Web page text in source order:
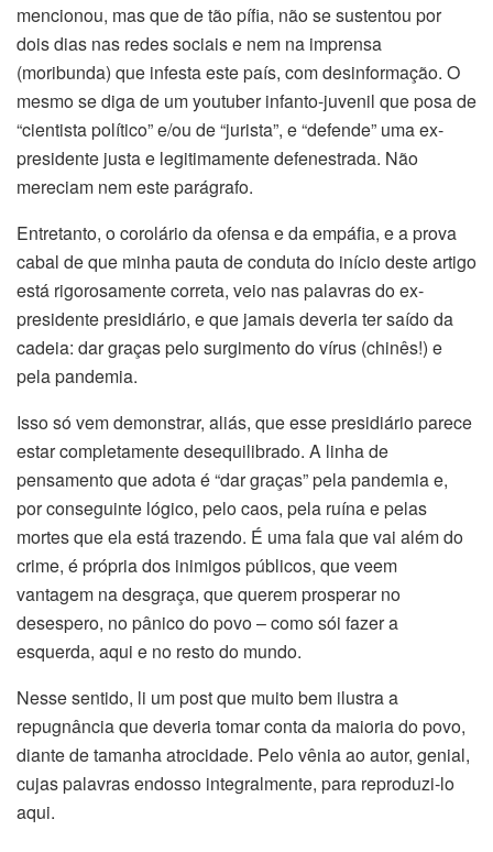
mencionou, mas que de tão pífia, não se sustentou por
dois dias nas redes sociais e nem na imprensa
(moribunda) que infesta este país, com desinformação. O
mesmo se diga de um youtuber infanto-juvenil que posa de
“cientista político” e/ou de “jurista”, e “defende” uma ex-
presidente justa e legitimamente defenestrada. Não
mereciam nem este parágrafo.
Entretanto, o corolário da ofensa e da empáfia, e a prova
cabal de que minha pauta de conduta do início deste artigo
está rigorosamente correta, veio nas palavras do ex-
presidente presidiário, e que jamais deveria ter saído da
cadeia: dar graças pelo surgimento do vírus (chinês!) e
pela pandemia.
Isso só vem demonstrar, aliás, que esse presidiário parece
estar completamente desequilibrado. A linha de
pensamento que adota é “dar graças” pela pandemia e,
por conseguinte lógico, pelo caos, pela ruína e pelas
mortes que ela está trazendo. É uma fala que vai além do
crime, é própria dos inimigos públicos, que veem
vantagem na desgraça, que querem prosperar no
desespero, no pânico do povo – como sói fazer a
esquerda, aqui e no resto do mundo.
Nesse sentido, li um post que muito bem ilustra a
repugnância que deveria tomar conta da maioria do povo,
diante de tamanha atrocidade. Pelo vênia ao autor, genial,
cujas palavras endosso integralmente, para reproduzi-lo
aqui.